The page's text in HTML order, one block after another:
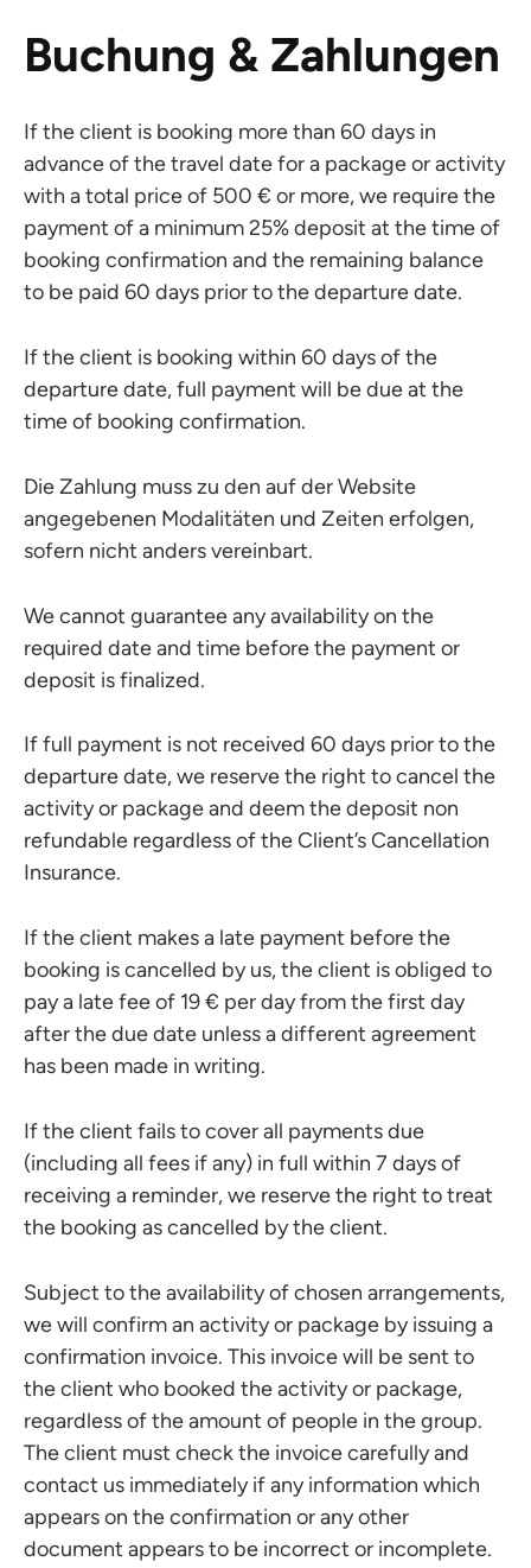
Buchung & Zahlungen
If the client is booking more than 60 days in
advance of the travel date for a package or activity
with a total price of 500 € or more, we require the
payment of a minimum 25% deposit at the time of
booking confirmation and the remaining balance
to be paid 60 days prior to the departure date.
If the client is booking within 60 days of the
departure date, full payment will be due at the
time of booking confirmation.
Die Zahlung muss zu den auf der Website
angegebenen Modalitäten und Zeiten erfolgen,
sofern nicht anders vereinbart.
We cannot guarantee any availability on the
required date and time before the payment or
deposit is finalized.
If full payment is not received 60 days prior to the
departure date, we reserve the right to cancel the
activity or package and deem the deposit non
refundable regardless of the Client’s Cancellation
Insurance.
If the client makes a late payment before the
booking is cancelled by us, the client is obliged to
pay a late fee of 19 € per day from the first day
after the due date unless a different agreement
has been made in writing.
If the client fails to cover all payments due
(including all fees if any) in full within 7 days of
receiving a reminder, we reserve the right to treat
the booking as cancelled by the client.
Subject to the availability of chosen arrangements,
we will confirm an activity or package by issuing a
confirmation invoice. This invoice will be sent to
the client who booked the activity or package,
regardless of the amount of people in the group.
The client must check the invoice carefully and
contact us immediately if any information which
appears on the confirmation or any other
document appears to be incorrect or incomplete.